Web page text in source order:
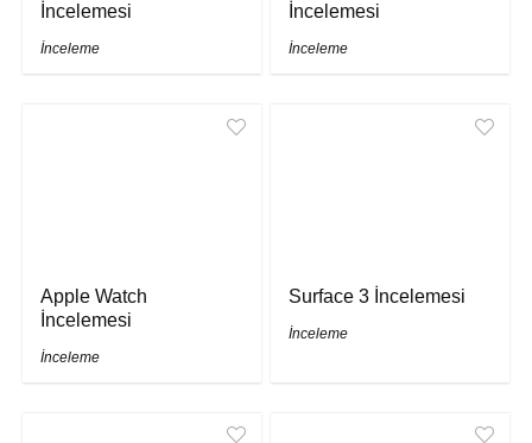
İncelemesi
İnceleme
İncelemesi
İnceleme
Apple Watch
İncelemesi
İnceleme
Surface 3 İncelemesi
İnceleme